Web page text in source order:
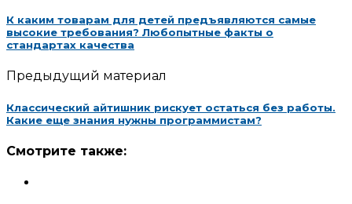
К каким товарам для детей предъявляются самые
высокие требования? Любопытные факты о
стандартах качества
Предыдущий материал
Классический айтишник рискует остаться без работы.
Какие еще знания нужны программистам?
Смотрите также: